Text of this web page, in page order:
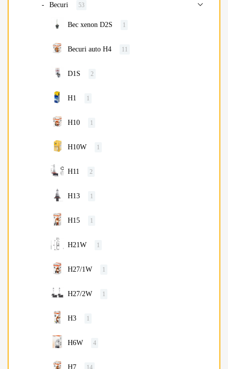
Becuri 53
Bec xenon D2S 1
Becuri auto H4 11
D1S 2
H1 1
H10 1
H10W 1
H11 2
H13 1
H15 1
H21W 1
H27/1W 1
H27/2W 1
H3 1
H6W 4
H7 14